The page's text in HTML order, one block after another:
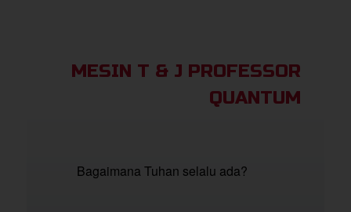
MESIN T & J PROFESSOR
QUANTUM
Bagaimana Tuhan selalu ada?